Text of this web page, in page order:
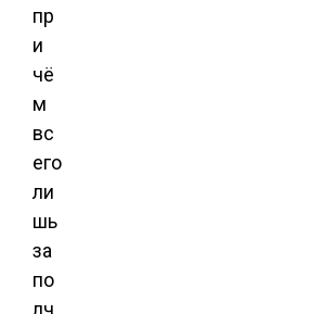
пр
и
чё
м
вс
его
ли
шь
за
по
лч